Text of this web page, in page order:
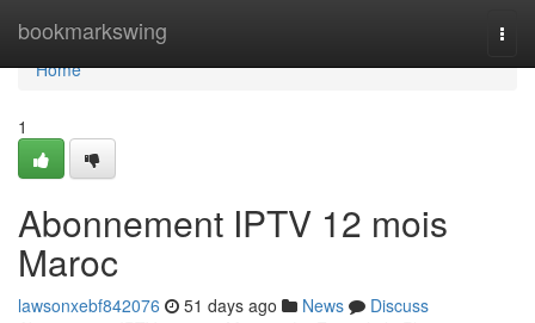
bookmarkswing
Home
Home
1
Abonnement IPTV 12 mois
Maroc
lawsonxebf842076 51 days ago News
Discuss